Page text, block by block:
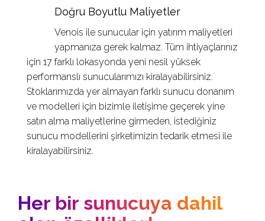
Doğru Boyutlu Maliyetler
Venois ile sunucular için yatırım maliyetleri
yapmanıza gerek kalmaz. Tüm ihtiyaçlarınız
için 17 farklı lokasyonda yeni nesil yüksek
performanslı sunucularımızı kiralayabilirsiniz.
Stoklarımızda yer almayan farklı sunucu donanım
ve modelleri için bizimle iletişime geçerek yine
satın alma maliyetlerine girmeden, istediğiniz
sunucu modellerini şirketimizin tedarik etmesi ile
kiralayabilirsiniz.
Her bir sunucuya dahil